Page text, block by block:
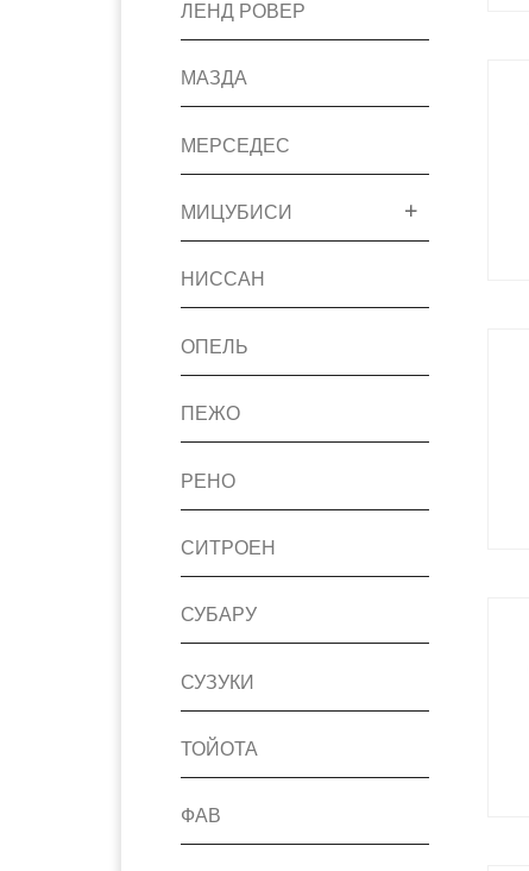
ЛЕНД РОВЕР
МАЗДА
МЕРСЕДЕС
МИЦУБИСИ
НИССАН
ОПЕЛЬ
ПЕЖО
РЕНО
СИТРОЕН
СУБАРУ
СУЗУКИ
ТОЙОТА
ФАВ